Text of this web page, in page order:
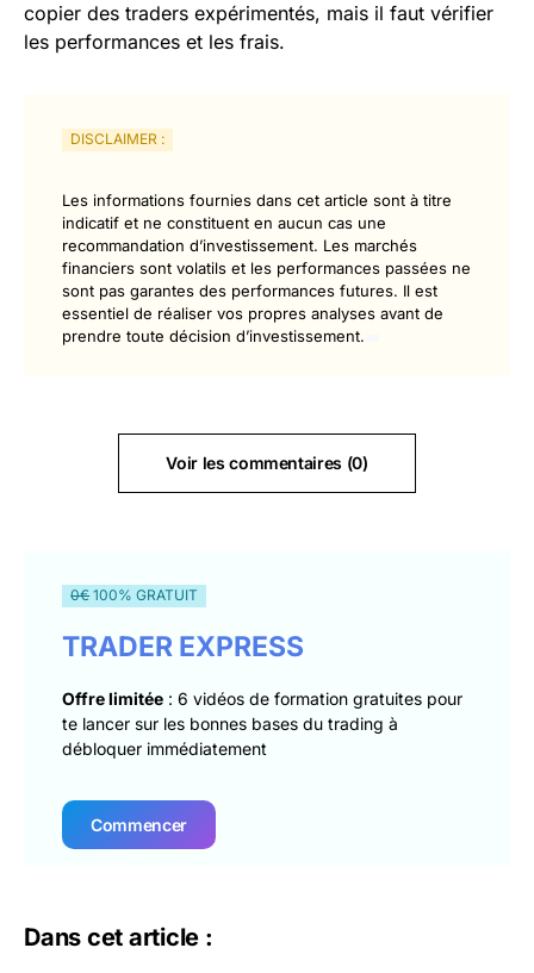
copier des traders expérimentés, mais il faut vérifier
les performances et les frais.
DISCLAIMER :
Les informations fournies dans cet article sont à titre
indicatif et ne constituent en aucun cas une
recommandation d’investissement. Les marchés
financiers sont volatils et les performances passées ne
sont pas garantes des performances futures. Il est
essentiel de réaliser vos propres analyses avant de
prendre toute décision d’investissement.
Voir les commentaires (0)
0€100% GRATUIT
TRADER EXPRESS
Offre limitée : 6 vidéos de formation gratuites pour
te lancer sur les bonnes bases du trading à
débloquer immédiatement
Commencer
Dans cet article :